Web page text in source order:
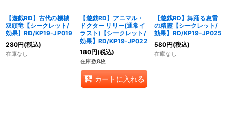
【遊戯RD】古代の機械
双頭竜【シークレット/
効果】RD/KP19-JP019
280円(税込)
在庫なし
【遊戯RD】アニマル・
ドクター リリー(通常イ
ラスト)【シークレット/
効果】RD/KP19-JP022
180円(税込)
在庫数8枚
カートに入れる
【遊戯RD】舞踊る恵雷
の精霊【シークレット/
効果】RD/KP19-JP025
580円(税込)
在庫なし